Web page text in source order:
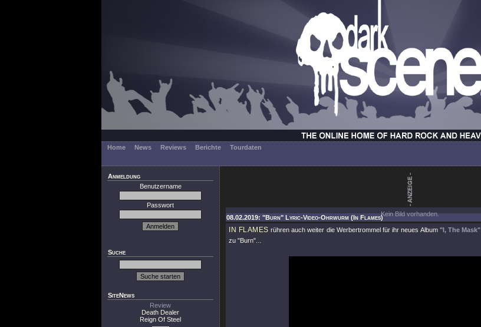
Home News Reviews Berichte
Tourdaten
Anmeldung
Benutzername
Passwort
Suche
SiteNews
Review
Death Dealer
Reign Of Steel
Kein Bild vorhanden.
08.02.2019: "Burn" Lyric-Video-Ohrwurm (In Flames)
IN FLAMES rühren auch weiter die Werbertrommel für ihr neues Album "I, The Mask"
zu "Burn"